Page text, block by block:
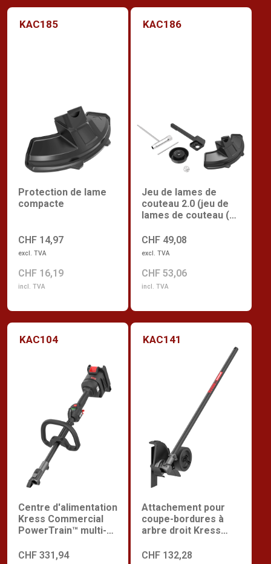
KAC185
Protection de lame
compacte
CHF 14,97
excl. TVA
CHF 16,19
incl. TVA
KAC186
Jeu de lames de
couteau 2.0 (jeu de
lames de couteau (kit
protège-lame
compact, poignée en
CHF 49,08
excl. TVA
CHF 53,06
incl. TVA
KAC104
Centre d'alimentation
Kress Commercial
PowerTrain™ multi-
CHF 331,94
KAC141
Attachement pour
coupe-bordures à
arbre droit Kress
CHF 132,28